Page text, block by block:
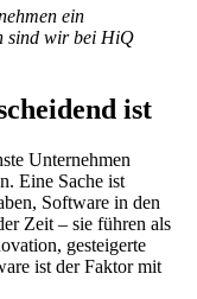
ein
sind wir bei HiQ
ist
Unternehmen
Eine Sache ist
Software in den
Zeit – sie führen als
gesteigerte
ist der Faktor mit